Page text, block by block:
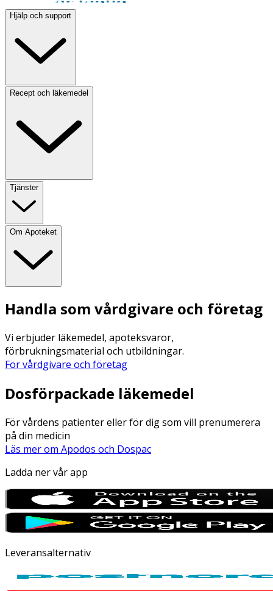
Hjälp och support
Recept och läkemedel
Tjänster
Om Apoteket
Handla som vårdgivare och företag
Vi erbjuder läkemedel, apoteksvaror,
förbrukningsmaterial och utbildningar.
För vårdgivare och företag
Dosförpackade läkemedel
För vårdens patienter eller för dig som vill prenumerera
på din medicin
Läs mer om Apodos och Dospac
Ladda ner vår app
Leveransalternativ